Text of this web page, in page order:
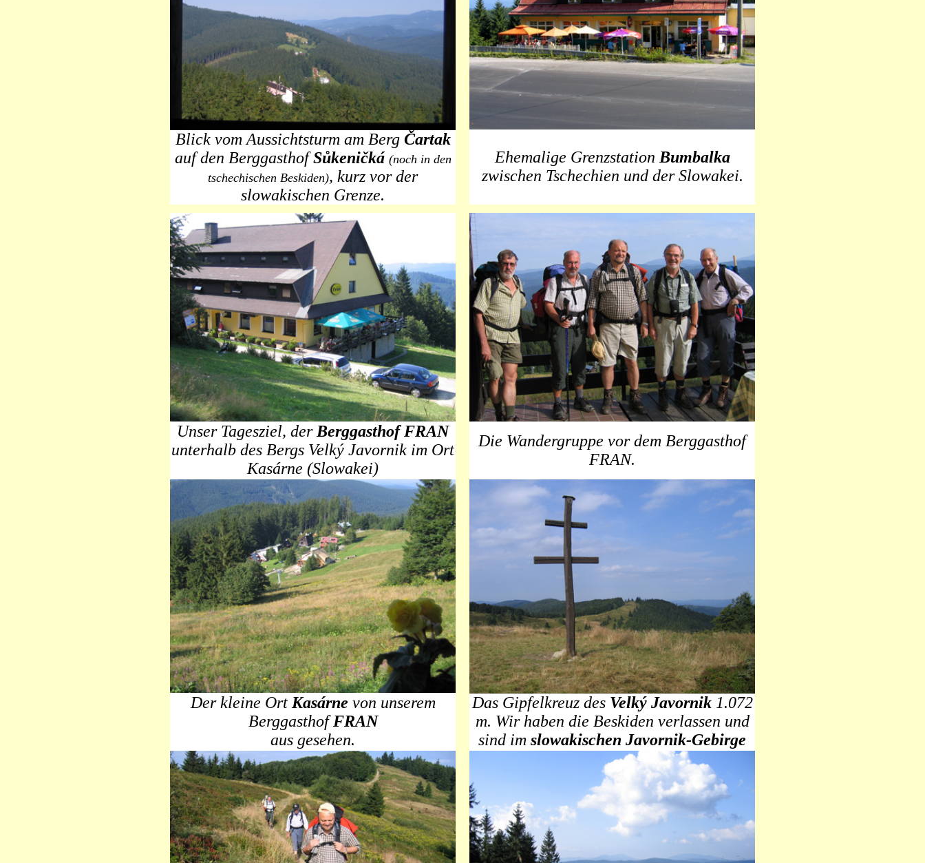
Blick vom Aussichtsturm am Berg Čartak
auf den BerggasthofSůkeničká (noch in den
tschechischen Beskiden), kurz vor der
slowakischen Grenze.
Ehemalige Grenzstation Bumbalka
zwischen Tschechien und der Slowakei.
Unser Tagesziel, der Berggasthof FRAN
unterhalb des Bergs Velký Javornik im Ort
Kasárne (Slowakei)
Die Wandergruppe vor dem Berggasthof
FRAN.
Der kleine Ort Kasárne von unserem
BerggasthofFRAN
aus gesehen.
Das Gipfelkreuz des Velký Javornik 1.072
m. Wir haben die Beskiden verlassen und
sind im slowakischen Javornik-Gebirge